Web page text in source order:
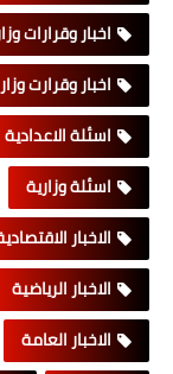
اخبار وقرارات
اخبار وقرارت
اسئلة الاعدادية
اسئلة وزارية
الاخبار
الاخبار الرياضية
الاخبار العامة